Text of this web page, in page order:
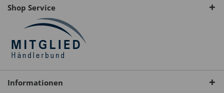
Shop Service
Informationen